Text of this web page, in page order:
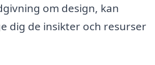
om design, kan
dig de insikter och resurser